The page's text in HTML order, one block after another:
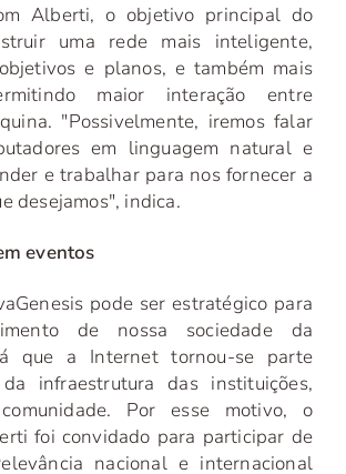
Alberti, o objetivo principal do
uma rede mais inteligente,
e planos, e também mais
maior interação entre
"Possivelmente, iremos falar
em linguagem natural e
e trabalhar para nos fornecer a
desejamos", indica.
eventos
pode ser estratégico para
de nossa sociedade da
que a Internet tornou-se parte
infraestrutura das instituições,
Por esse motivo, o
foi convidado para participar de
nacional e internacional